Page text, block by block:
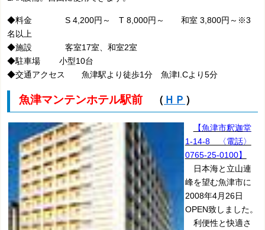
◆料金 S 4,200円～ T 8,000円～ 和室 3,800円～※3
名以上
◆施設 客室17室、和室2室
◆駐車場 小型10台
◆交通アクセス 魚津駅より徒歩1分 魚津I.Cより5分
魚津マンテンホテル駅前 （ ＨＰ ）
【魚津市釈迦堂
1-14-8 〈電話〉
0765-25-0100】
日本海と立山連
峰を望む魚津市に
2008年4月26日
OPEN致しました。
利便性と快適さ